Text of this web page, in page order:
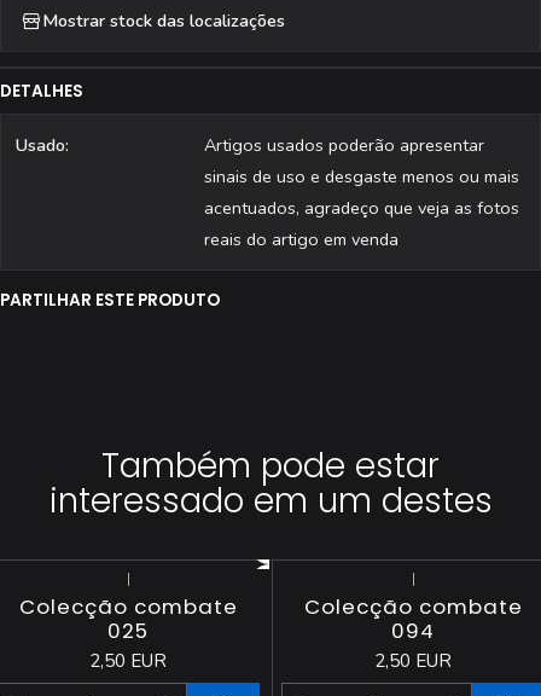
Mostrar stock das localizações
DETALHES
Usado:
Artigos usados poderão apresentar
sinais de uso e desgaste menos ou mais
acentuados, agradeço que veja as fotos
reais do artigo em venda
PARTILHAR ESTE PRODUTO
Também pode estar
interessado em um destes
|
Colecção combate
025
2,50 EUR
|
Colecção combate
094
2,50 EUR